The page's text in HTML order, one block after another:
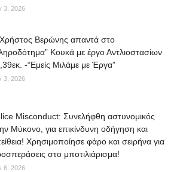
3, 2026
Βερώνης απαντά στο
Κουκά με έργο Αντλιοστασίων
-“Εμείς Μιλάμε με Έργα”
3, 2026
Misconduct: Συνελήφθη αστυνομικός
Μύκονο, για επικίνδυνη οδήγηση και
Χρησιμοποίησε φάρο και σειρήνα για
στο μποτιλιάρισμα!
6, 2026